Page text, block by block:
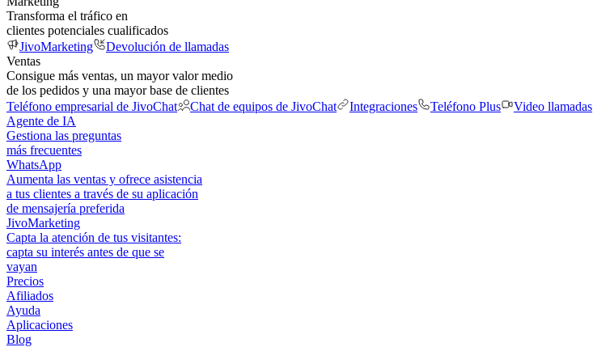
Transforma el tráfico en
clientes potenciales cualificados
JivoMarketing
Devolución de llamadas
Ventas
Consigue más ventas, un mayor valor medio
de los pedidos y una mayor base de clientes
Teléfono empresarial de JivoChat
Chat de equipos de JivoChat Integraciones Teléfono Plus Video llamadas
Agente de IA
Gestiona las preguntas
más frecuentes
WhatsApp
Aumenta las ventas y ofrece asistencia
a tus clientes a través de su aplicación
de mensajería preferida
JivoMarketing
Capta la atención de tus visitantes:
capta su interés antes de que se
vayan
Precios
Afiliados
Ayuda
Aplicaciones
Blog